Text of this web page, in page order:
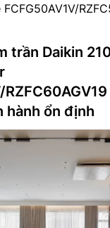
trần Daikin
hành ổn định